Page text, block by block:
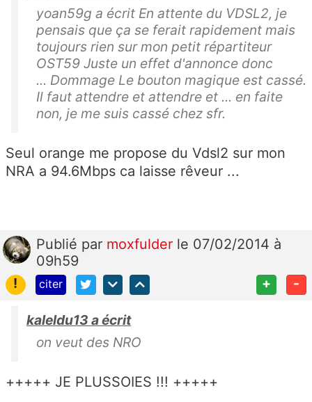
yoan59g a écrit En attente du VDSL2, je
pensais que ça se ferait rapidement mais
toujours rien sur mon petit répartiteur
OST59 Juste un effet d'annonce donc
... Dommage Le bouton magique est cassé.
Il faut attendre et attendre et ... en faite
non, je me suis cassé chez sfr.
Seul orange me propose du Vdsl2 sur mon
NRA a 94.6Mbps ca laisse rêveur ...
Publié par moxfulder le 07/02/2014 à
09h59
!
citer + -
kaleldu13 a écrit
on veut des NRO
+++++ JE PLUSSOIES !!! +++++